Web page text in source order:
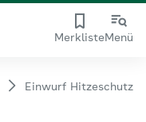
MerklisteMenü
Einwurf Hitzeschutz